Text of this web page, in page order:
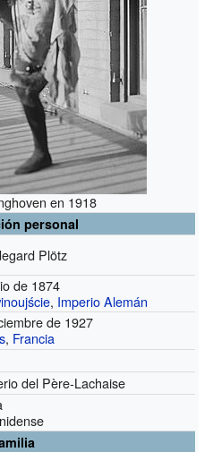
en 1918
personal
Plötz
de 1874
, Imperio Alemán
de 1927
, Francia
del Père-Lachaise